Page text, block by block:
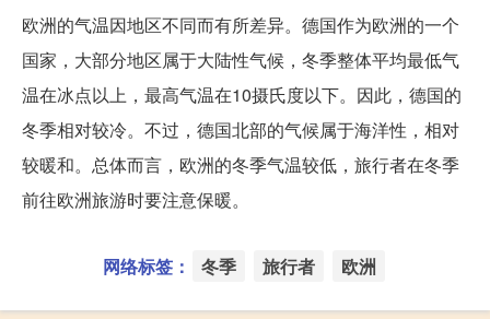
欧洲的气温因地区不同而有所差异。德国作为欧洲的一个
国家，大部分地区属于大陆性气候，冬季整体平均最低气
温在冰点以上，最高气温在10摄氏度以下。因此，德国的
冬季相对较冷。不过，德国北部的气候属于海洋性，相对
较暖和。总体而言，欧洲的冬季气温较低，旅行者在冬季
前往欧洲旅游时要注意保暖。
网络标签： 冬季 旅行者 欧洲